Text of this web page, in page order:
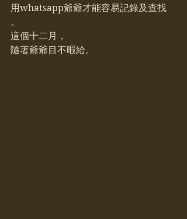
用whatsapp爺爺才能容易記錄及查找
。
這個十二月，
隨著爺爺目不暇給。